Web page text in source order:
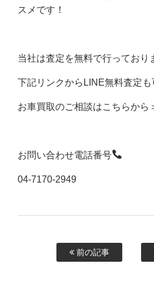
スメです！
当社は査定を無料で行っており
下記リンクからLINE無料査定も
お車買取のご相談はこちらから
お問い合わせ電話番号
04-7170-2949
前の記事